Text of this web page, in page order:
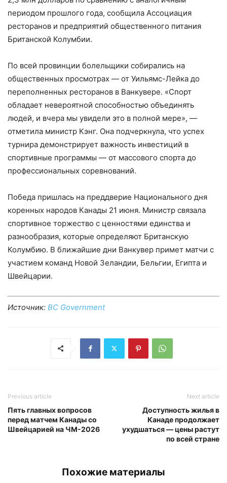
периодом прошлого года, сообщила Ассоциация
ресторанов и предприятий общественного питания
Британской Колумбии.
По всей провинции болельщики собирались на
общественных просмотрах — от Уильямс-Лейка до
переполненных ресторанов в Ванкувере. «Спорт
обладает невероятной способностью объединять
людей, и вчера мы увидели это в полной мере», —
отметила министр Кэнг. Она подчеркнула, что успех
турнира демонстрирует важность инвестиций в
спортивные программы — от массового спорта до
профессиональных соревнований.
Победа пришлась на преддверие Национального дня
коренных народов Канады 21 июня. Министр связала
спортивное торжество с ценностями единства и
разнообразия, которые определяют Британскую
Колумбию. В ближайшие дни Ванкувер примет матчи с
участием команд Новой Зеландии, Бельгии, Египта и
Швейцарии.
Источник: BC Government
Previous article
Пять главных вопросов
перед матчем Канады со
Швейцарией на ЧМ-2026
Next article
Доступность жилья в
Канаде продолжает
ухудшаться — цены растут
по всей стране
Похожие материалы